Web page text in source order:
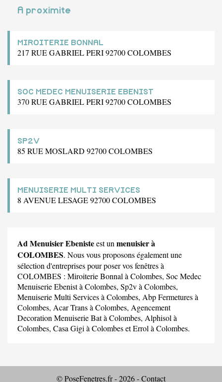
A proximite
MIROITERIE BONNAL
217 RUE GABRIEL PERI 92700 COLOMBES
SOC MEDEC MENUISERIE EBENIST
370 RUE GABRIEL PERI 92700 COLOMBES
SP2V
85 RUE MOSLARD 92700 COLOMBES
MENUISERIE MULTI SERVICES
8 AVENUE LESAGE 92700 COLOMBES
Ad Menuisier Ebenisteest un menuisier à
COLOMBES. Nous vous proposons également une
sélection d'entreprises pour poser vos fenêtres à
COLOMBES : Miroiterie Bonnal à Colombes, Soc Medec
Menuiserie Ebenistà Colombes, Sp2và Colombes,
Menuiserie Multi Servicesà Colombes, Abp Fermeturesà
Colombes, Acar Transà Colombes, Agencement
Decoration Menuiserie Batà Colombes, Alphisol à
Colombes, Casa Gigi à Colombes etErrol à Colombes.
© PoseFenetres.fr - 2026 -Contact